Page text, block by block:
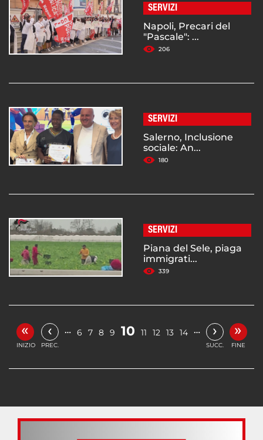
SERVIZI
Napoli, Precari del
"Pascale": ...
206
SERVIZI
Salerno, Inclusione
sociale: An...
180
SERVIZI
Piana del Sele, piaga
immigrati...
339
«
INIZIO
‹
PREC.
… 6 7 8 9 10 11 12 13 14 … ›
SUCC.
»
FINE